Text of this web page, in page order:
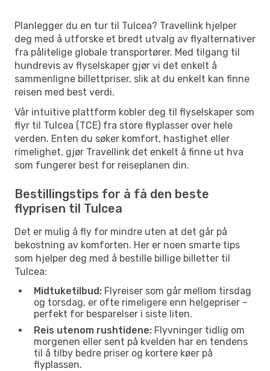
Planlegger du en tur til Tulcea? Travellink hjelper
deg med å utforske et bredt utvalg av flyalternativer
fra pålitelige globale transportører. Med tilgang til
hundrevis av flyselskaper gjør vi det enkelt å
sammenligne billettpriser, slik at du enkelt kan finne
reisen med best verdi.
Vår intuitive plattform kobler deg til flyselskaper som
flyr til Tulcea (TCE) fra store flyplasser over hele
verden. Enten du søker komfort, hastighet eller
rimelighet, gjør Travellink det enkelt å finne ut hva
som fungerer best for reiseplanen din.
Bestillingstips for å få den beste
flyprisen til Tulcea
Det er mulig å fly for mindre uten at det går på
bekostning av komforten. Her er noen smarte tips
som hjelper deg med å bestille billige billetter til
Tulcea:
Midtuketilbud: Flyreiser som går mellom tirsdag
og torsdag, er ofte rimeligere enn helgepriser –
perfekt for besparelser i siste liten.
Reis utenom rushtidene: Flyvninger tidlig om
morgenen eller sent på kvelden har en tendens
til å tilby bedre priser og kortere køer på
flyplassen.